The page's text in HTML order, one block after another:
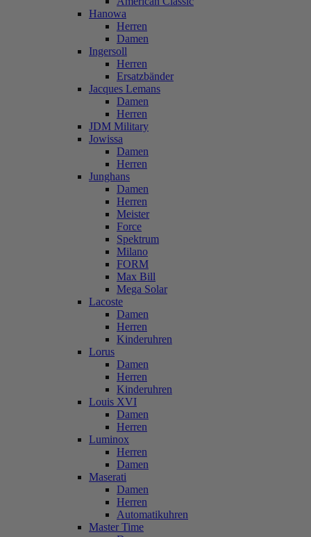
Hanowa
Herren
Damen
Ingersoll
Herren
Ersatzbänder
Jacques Lemans
Damen
Herren
JDM Military
Jowissa
Damen
Herren
Junghans
Damen
Herren
Meister
Force
Spektrum
Milano
FORM
Max Bill
Mega Solar
Lacoste
Damen
Herren
Kinderuhren
Lorus
Damen
Herren
Kinderuhren
Louis XVI
Damen
Herren
Luminox
Herren
Damen
Maserati
Damen
Herren
Automatikuhren
Master Time